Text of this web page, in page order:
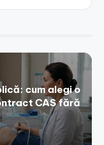
cum alegi o
CAS fără